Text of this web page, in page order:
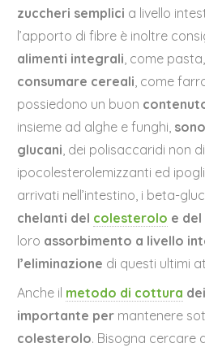
zuccheri semplici a livello
l’apporto di fibre è inoltre
alimenti integrali, come
consumare cereali, come
possiedono un buon
insieme ad alghe e funghi, sono
glucani, dei polisaccaridi non
ipocolesterolemizzanti ed
arrivati nell’intestino, i beta-
chelanti del colesterolo e
loro assorbimento a livello
l’eliminazione di questi ultimi
Anche il metodo di cottura
importante per mantenere
colesterolo. Bisogna cercare